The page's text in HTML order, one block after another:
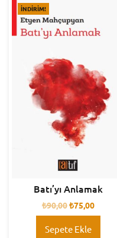
İNDIRIM!
Batı’yı Anlamak
₺90,00₺75,00
Sepete Ekle